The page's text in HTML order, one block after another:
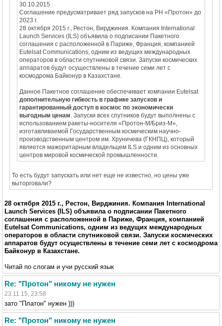
30.10.2015
Соглашение предусматривает ряд запусков на РН «Протон» до
2023 г.
28 октября 2015 г., Рестон, Вирджиния. Компания International
Launch Services (ILS) объявила о подписании Пакетного
соглашения с расположенной в Париже, Франция, компанией
Eutelsat Communications, одним из ведущих международных
операторов в области спутниковой связи. Запуски космических
аппаратов будут осуществлены в течение семи лет с
космодрома Байконур в Казахстане.
Данное Пакетное соглашение обеспечивает компании Eutelsat
дополнительную гибкость в графике запусков и
гарантированный доступ в космос по экономически
выгодным ценам . Запуски всех спутников будут выполнены с
использованием ракеты-носителя «Протон-М/Бриз-М»,
изготавливаемой Государственным космическим научно-
производственным центром им. Хруничева (ГКНПЦ), который
является мажоритарным владельцем ILS и одним из основных
центров мировой космической промышленности.
То есть будут запускать или нет еще не известно, но цены уже
выторговали?
28 октября 2015 г., Рестон, Вирджиния. Компания International
Launch Services (ILS) объявила о подписании Пакетного
соглашения с расположенной в Париже, Франция, компанией
Eutelsat Communications, одним из ведущих международных
операторов в области спутниковой связи. Запуски космических
аппаратов будут осуществлены в течение семи лет с космодрома
Байконур в Казахстане.
Читай по слогам и учи русский язык
Re: "Протон" никому не нужен
23.11.15, 23:58
зато "Платон" нужен )))
Re: "Протон" никому не нужен